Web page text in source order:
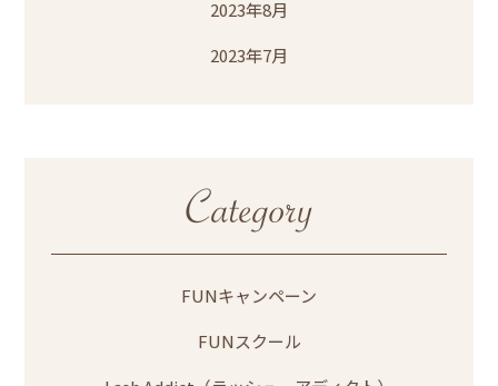
2023年8月
2023年7月
FUNキャンペーン
FUNスクール